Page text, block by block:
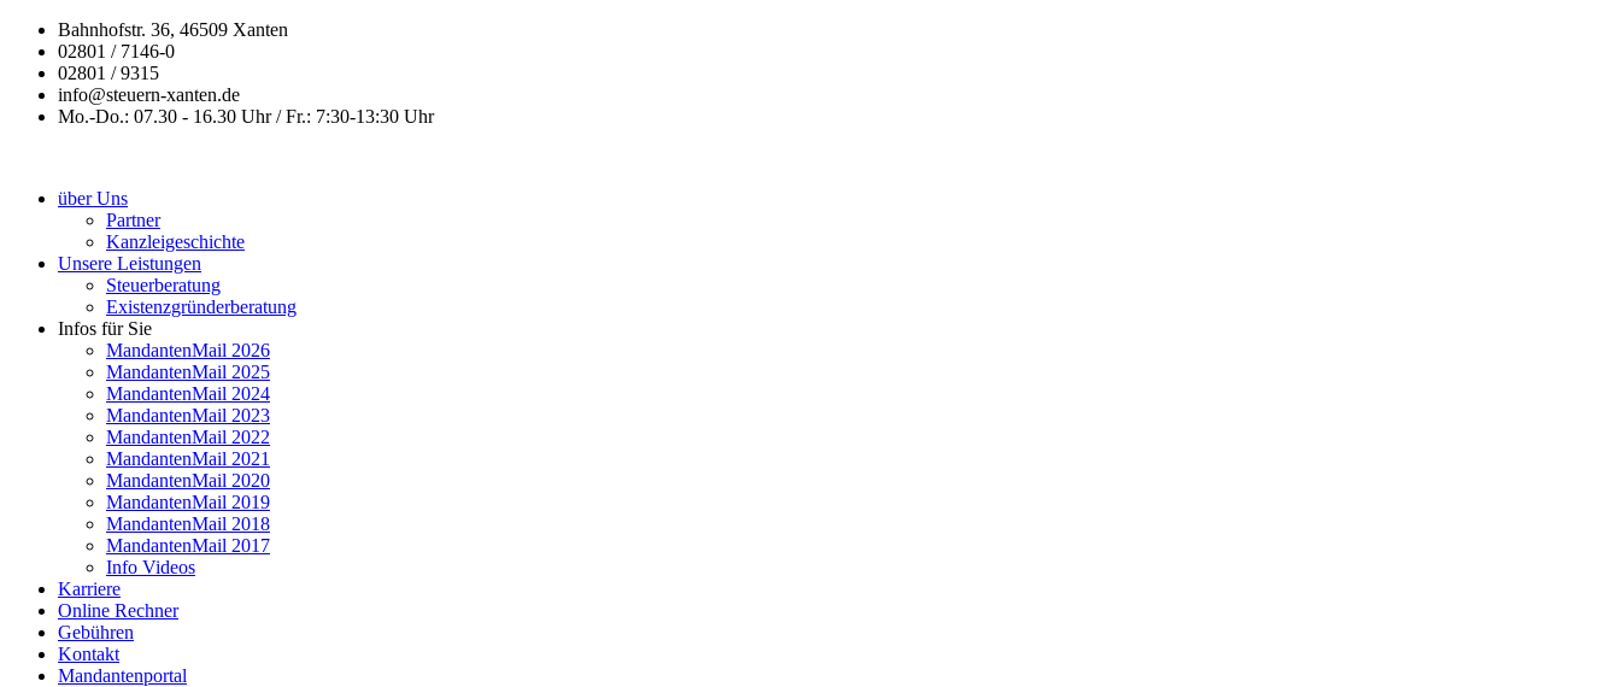
Bahnhofstr. 36, 46509 Xanten
02801 / 7146-0
02801 / 9315
info@steuern-xanten.de
Mo.-Do.: 07.30 - 16.30 Uhr / Fr.: 7:30-13:30 Uhr
über Uns
Partner
Kanzleigeschichte
Unsere Leistungen
Steuerberatung
Existenzgründerberatung
Infos für Sie
MandantenMail 2026
MandantenMail 2025
MandantenMail 2024
MandantenMail 2023
MandantenMail 2022
MandantenMail 2021
MandantenMail 2020
MandantenMail 2019
MandantenMail 2018
MandantenMail 2017
Info Videos
Karriere
Online Rechner
Gebühren
Kontakt
Mandantenportal